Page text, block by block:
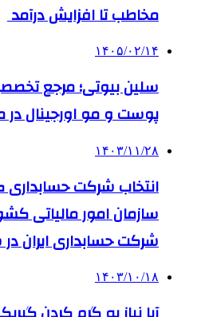
مخاطب تا افزایش درآمد
۱۴۰۵/۰۲/۱۴
سلین بیوتی؛ مرجع
پوست و مو اورجینال
۱۴۰۳/۱۱/۲۸
انتخاب شرکت
سازمان امور مالیاتی
شرکت حسابداری ایران
۱۴۰۳/۱۰/۱۸